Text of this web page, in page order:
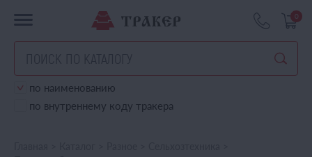
0
по наименованию
по внутреннему коду тракера